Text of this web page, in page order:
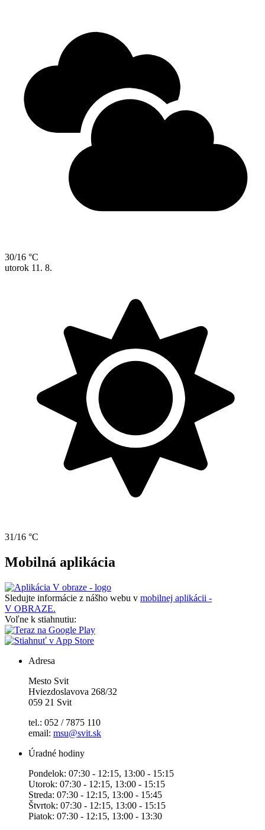
30/16 °C
utorok 11. 8.
31/16 °C
Mobilná aplikácia
Sledujte informácie z nášho webu v mobilnej aplikácii -
V OBRAZE.
Voľne k stiahnutiu:
Adresa
Mesto Svit
Hviezdoslavova 268/32
059 21 Svit
tel.: 052 / 7875 110
email: msu@svit.sk
Úradné hodiny
Pondelok: 07:30 - 12:15, 13:00 - 15:15
Utorok: 07:30 - 12:15, 13:00 - 15:15
Streda: 07:30 - 12:15, 13:00 - 15:45
Štvrtok: 07:30 - 12:15, 13:00 - 15:15
Piatok: 07:30 - 12:15, 13:00 - 13:30